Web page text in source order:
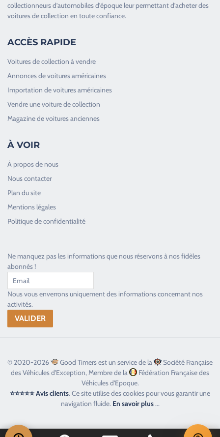
collectionneurs d’automobiles d’époque leur permettant d’acheter des
voitures de collection en toute confiance.
ACCÈS RAPIDE
Voitures de collection à vendre
Annonces de voitures américaines
Importation de voitures américaines
Vendre une voiture de collection
Magazine de voitures anciennes
À VOIR
À propos de nous
Nous contacter
Plan du site
Mentions légales
Politique de confidentialité
Ne manquez pas les informations que nous réservons à nos fidèles
abonnés !
Nous vous enverrons uniquement des informations concernant nos
activités.
© 2020-2026 Good Timers est un service de la
Société Française
des Véhicules d'Exception, Membre de la
Fédération Française des
Véhicules d'Epoque.
⭐⭐⭐⭐⭐ Avis clients. Ce site utilise des cookies pour vous garantir une
navigation fluide. En savoir plus...
Toujours heureux d'aider les passionnés